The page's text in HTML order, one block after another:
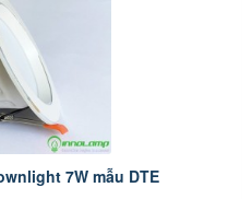
7W mẫu DTE